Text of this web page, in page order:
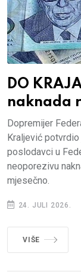
DO
naknada
Dopremijer
Kraljević
poslodavci u
neoporezivu
mjesečno.
24. JULI 2026.
VIŠE